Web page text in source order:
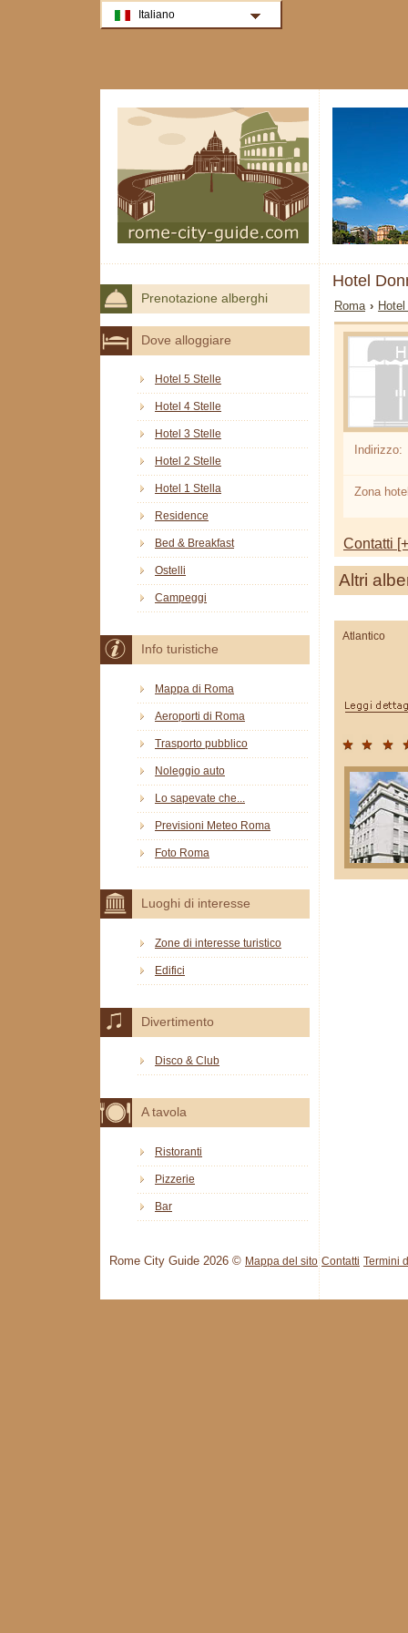
Hotel
Roma ›
Indirizzo:
Zona
Contatti
Altri
Atlantico
Prenotazione alberghi
Dove alloggiare
Hotel 5 Stelle
Hotel 4 Stelle
Hotel 3 Stelle
Hotel 2 Stelle
Hotel 1 Stella
Residence
Bed & Breakfast
Ostelli
Campeggi
Info turistiche
Mappa di Roma
Aeroporti di Roma
Trasporto pubblico
Noleggio auto
Lo sapevate che...
Previsioni Meteo Roma
Foto Roma
Luoghi di interesse
Zone di interesse turistico
Edifici
Divertimento
Disco & Club
A tavola
Ristoranti
Pizzerie
Bar
Rome City Guide 2026 © Mappa del sito Contatti Termini
Italiano